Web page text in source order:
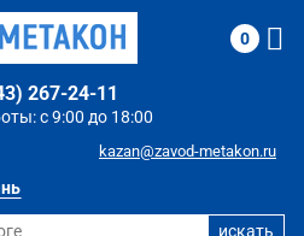
с 9:00 до 18:00
267-24-11
kazan@zavod-metakon.ru
0